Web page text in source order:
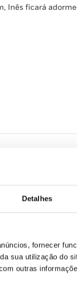
Detalhes
fornecer
sua utilização do
outras
Inês ficará